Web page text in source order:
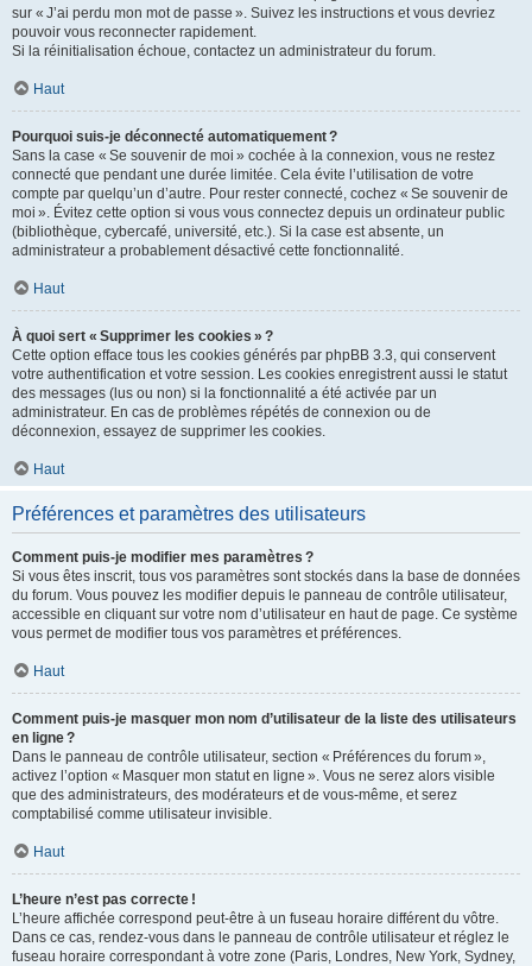
sur « J’ai perdu mon mot de passe ». Suivez les instructions et vous devriez
pouvoir vous reconnecter rapidement.
Si la réinitialisation échoue, contactez un administrateur du forum.
Haut
Pourquoi suis-je déconnecté automatiquement ?
Sans la case « Se souvenir de moi » cochée à la connexion, vous ne restez
connecté que pendant une durée limitée. Cela évite l’utilisation de votre
compte par quelqu’un d’autre. Pour rester connecté, cochez « Se souvenir de
moi ». Évitez cette option si vous vous connectez depuis un ordinateur public
(bibliothèque, cybercafé, université, etc.). Si la case est absente, un
administrateur a probablement désactivé cette fonctionnalité.
Haut
À quoi sert « Supprimer les cookies » ?
Cette option efface tous les cookies générés par phpBB 3.3, qui conservent
votre authentification et votre session. Les cookies enregistrent aussi le statut
des messages (lus ou non) si la fonctionnalité a été activée par un
administrateur. En cas de problèmes répétés de connexion ou de
déconnexion, essayez de supprimer les cookies.
Haut
Préférences et paramètres des utilisateurs
Comment puis-je modifier mes paramètres ?
Si vous êtes inscrit, tous vos paramètres sont stockés dans la base de données
du forum. Vous pouvez les modifier depuis le panneau de contrôle utilisateur,
accessible en cliquant sur votre nom d’utilisateur en haut de page. Ce système
vous permet de modifier tous vos paramètres et préférences.
Haut
Comment puis-je masquer mon nom d’utilisateur de la liste des utilisateurs
en ligne ?
Dans le panneau de contrôle utilisateur, section « Préférences du forum »,
activez l’option « Masquer mon statut en ligne ». Vous ne serez alors visible
que des administrateurs, des modérateurs et de vous-même, et serez
comptabilisé comme utilisateur invisible.
Haut
L’heure n’est pas correcte !
L’heure affichée correspond peut-être à un fuseau horaire différent du vôtre.
Dans ce cas, rendez-vous dans le panneau de contrôle utilisateur et réglez le
fuseau horaire correspondant à votre zone (Paris, Londres, New York, Sydney,